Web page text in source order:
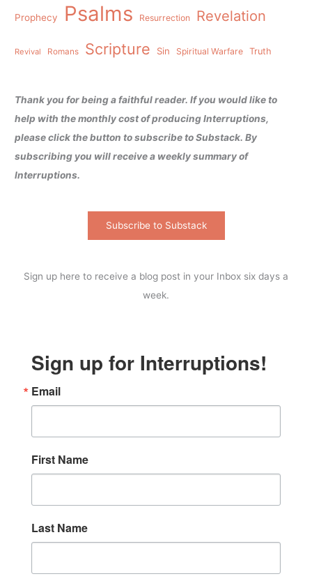
Prophecy Psalms Resurrection Revelation
Revival Romans Scripture Sin Spiritual Warfare Truth
Thank you for being a faithful reader. If you would like to
help with the monthly cost of producing Interruptions,
please click the button to subscribe to Substack. By
subscribing you will receive a weekly summary of
Interruptions.
Subscribe to Substack
Sign up here to receive a blog post in your Inbox six days a
week.
Sign up for Interruptions!
Email
First Name
Last Name